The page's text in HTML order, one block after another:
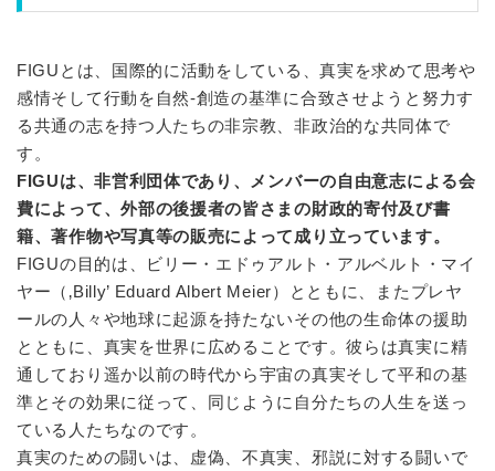
ダウンロードのコンタクト記録 ページにて、「第
931回コンタクト」を追加しました。
「FL-J Newsletter_第33号 」ダウンロード可能で
す。
2026.1.22
ダウンロードのコンタクト記録 ページにて、「第
922回コンタクト」を追加しました。
2026.1.7
「FL-J Newsletter_第32号」ダウンロード可能で
す。
FIGUとは、国際的に活動をしている、真実を求めて思考や
感情そして行動を自然-創造の基準に合致させようと努力す
る共通の志を持つ人たちの非宗教、非政治的な共同体で
す。
FIGUは、非営利団体であり、メンバーの自由意志による会
費によって、外部の後援者の皆さまの財政的寄付及び書
籍、著作物や写真等の販売によって成り立っています。
FIGUの目的は、ビリー・エドゥアルト・アルベルト・マイ
ヤー（‚Billy’ Eduard Albert Meier）とともに、またプレヤ
ールの人々や地球に起源を持たないその他の生命体の援助
とともに、真実を世界に広めることです。彼らは真実に精
通しており遥か以前の時代から宇宙の真実そして平和の基
準とその効果に従って、同じように自分たちの人生を送っ
ている人たちなのです。
真実のための闘いは、虚偽、不真実、邪説に対する闘いで